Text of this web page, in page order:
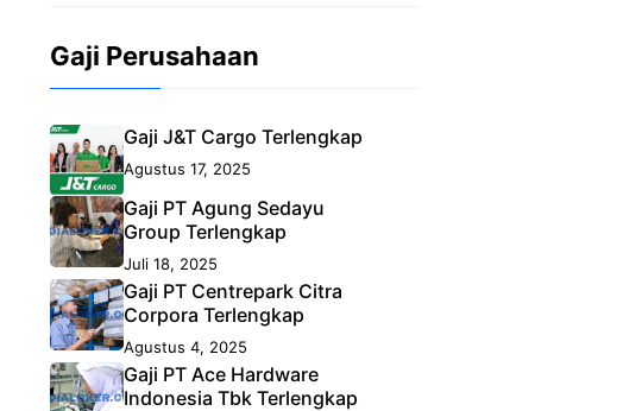
Gaji Perusahaan
Gaji J&T Cargo Terlengkap
Agustus 17, 2025
Gaji PT Agung Sedayu
Group Terlengkap
Juli 18, 2025
Gaji PT Centrepark Citra
Corpora Terlengkap
Agustus 4, 2025
Gaji PT Ace Hardware
Indonesia Tbk Terlengkap